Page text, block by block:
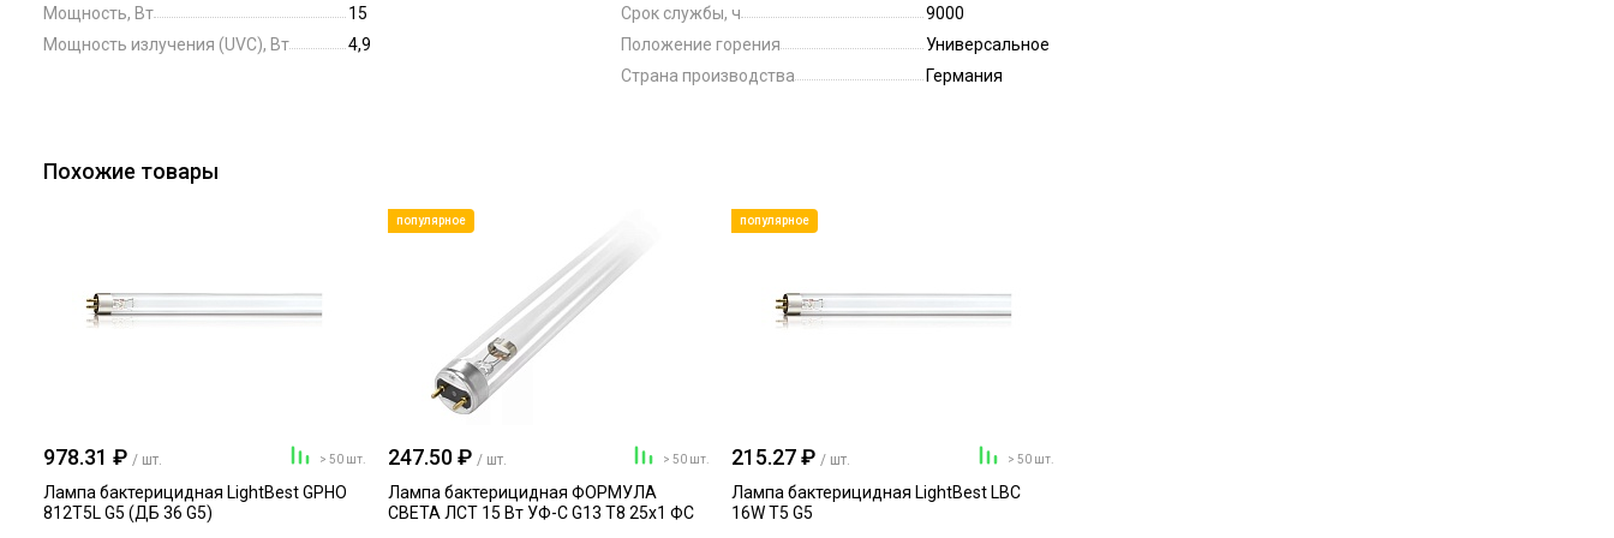
Мощность, Вт
15
Мощность излучения (UVC), Вт
4,9
Срок службы, ч
9000
Положение горения
Универсальное
Страна производства
Германия
Похожие товары
978.31 ₽ / шт. > 50 шт.
Лампа бактерицидная LightBest GPHO
812T5L G5 (ДБ 36 G5)
популярное
247.50 ₽ / шт. > 50 шт.
Лампа бактерицидная ФОРМУЛА
СВЕТА ЛСТ 15 Вт УФ-С G13 T8 25х1 ФС
популярное
215.27 ₽ / шт. > 50 шт.
Лампа бактерицидная LightBest LBC
16W T5 G5